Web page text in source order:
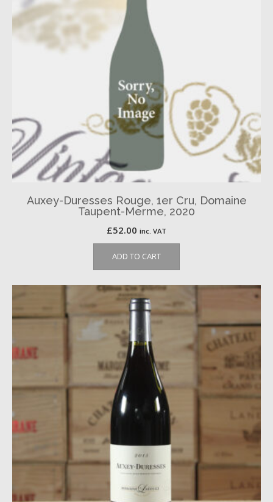
Auxey-Duresses Rouge, 1er Cru, Domaine
Taupent-Merme, 2020
£52.00 inc. VAT
ADD TO CART